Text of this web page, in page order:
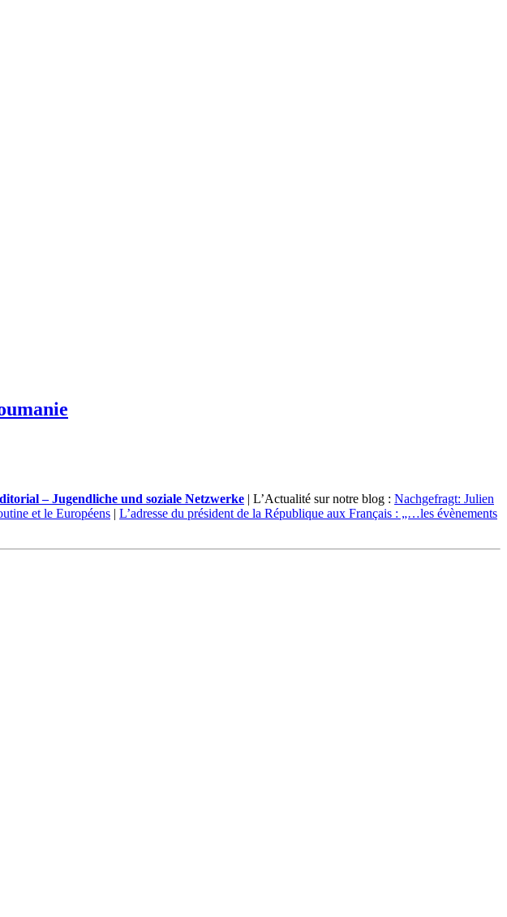
– Jugendliche und soziale Netzwerke | L’Actualité sur notre blog : Nachgefragt: Julien
et le Européens | L’adresse du président de la République aux Français : „…les évènements